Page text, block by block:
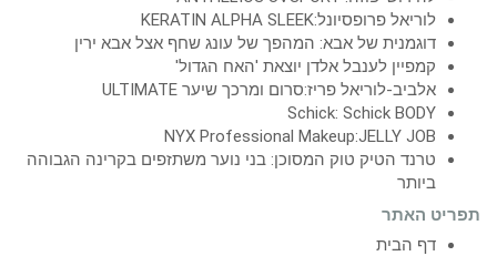
לוריאל פרופסיונל:KERATIN ALPHA SLEEK
דוגמנית של אבא: המהפך של עונג שחף אצל אבא ירין
קמפיין לענבל אלדן יוצאת 'האח הגדול'
אלביב-לוריאל פריז:סרום ומרכך שיער ULTIMATE
Schick: Schick BODY
NYX Professional Makeup:JELLY JOB
טרנד הטיק טוק המסוכן: בני נוער משתזפים בקרינה הגבוהה
ביותר
תפריט האתר
דף הבית